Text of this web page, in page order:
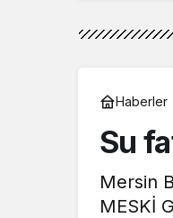
Haberler
Su
Mersin
MESKİ